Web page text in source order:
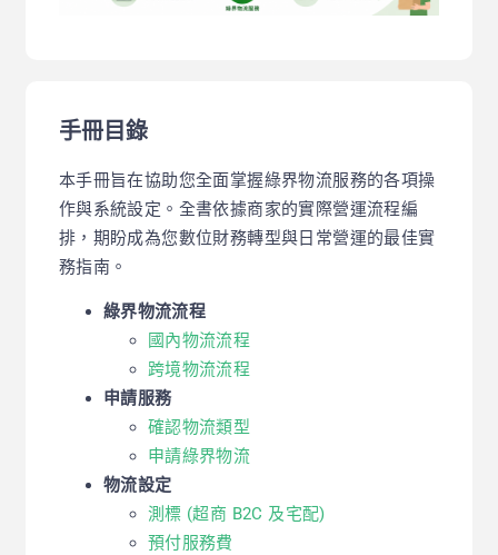
手冊目錄
本手冊旨在協助您全面掌握綠界物流服務的各項操
作與系統設定。全書依據商家的實際營運流程編
排，期盼成為您數位財務轉型與日常營運的最佳實
務指南。
綠界物流流程
國內物流流程
跨境物流流程
申請服務
確認物流類型
申請綠界物流
物流設定
測標 (超商 B2C 及宅配)
預付服務費